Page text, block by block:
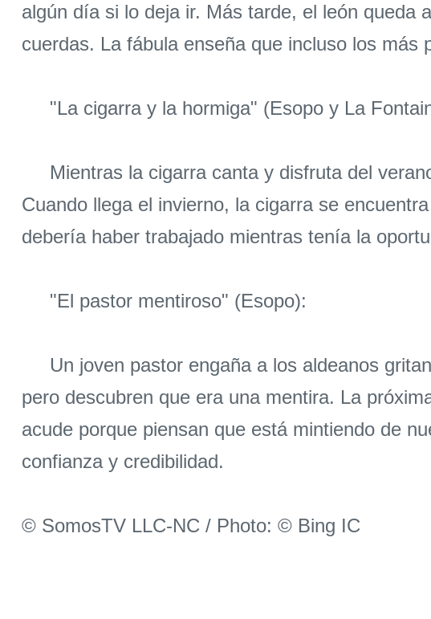
algún día si lo deja ir. Más tarde, el león queda
cuerdas. La fábula enseña que incluso los
"La cigarra y la hormiga" (Esopo y La
Mientras la cigarra canta y disfruta del
Cuando llega el invierno, la cigarra se
debería haber trabajado mientras tenía la
"El pastor mentiroso" (Esopo):
Un joven pastor engaña a los aldeanos
pero descubren que era una mentira. La
acude porque piensan que está mintiendo de
confianza y credibilidad.
© SomosTV LLC-NC / Photo: © Bing IC